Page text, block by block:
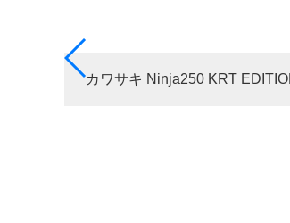
カワサキ Ninja250 KRT